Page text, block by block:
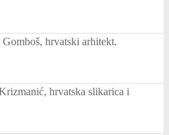
Gomboš, hrvatski arhitekt.
hrvatska slikarica i